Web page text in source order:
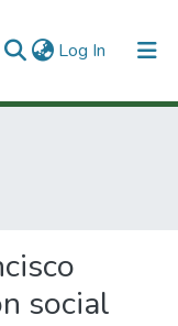
Log In (current)
social